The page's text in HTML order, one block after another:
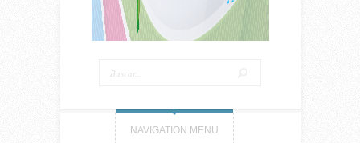
NAVIGATION MENU